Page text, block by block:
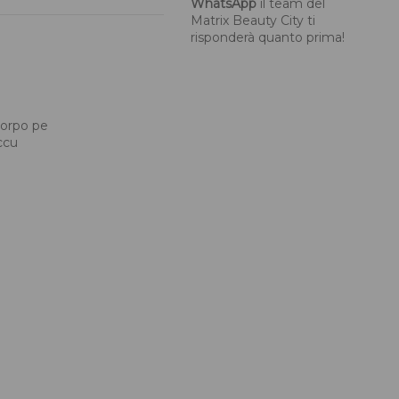
pe
Matrix Beauty City ti
risponderà quanto prima!